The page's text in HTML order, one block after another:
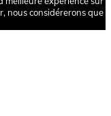
nous considérerons que